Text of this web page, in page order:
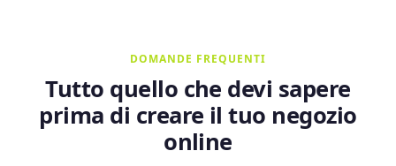
DOMANDE FREQUENTI
Tutto quello che devi sapere
prima di creare il tuo negozio
online